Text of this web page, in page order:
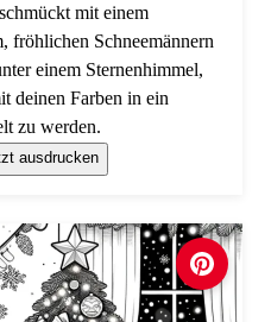
mit einem
fröhlichen Schneemännern
einem Sternenhimmel,
deinen Farben in ein
zu werden.
ausdrucken